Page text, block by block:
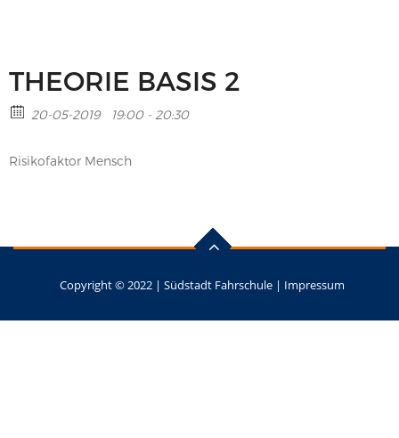
THEORIE BASIS 2
20-05-2019 19:00 - 20:30
Risikofaktor Mensch
Copyright © 2022 | Südstadt Fahrschule | Impressum